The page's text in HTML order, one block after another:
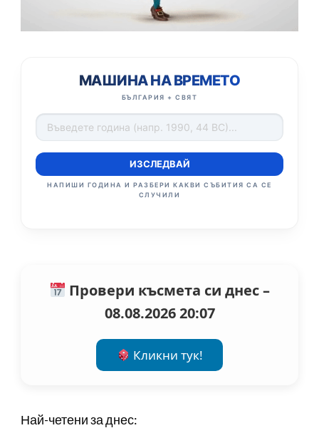
МАШИНА НА ВРЕМЕТО
БЪЛГАРИЯ + СВЯТ
ИЗСЛЕДВАЙ
НАПИШИ ГОДИНА И РАЗБЕРИ КАКВИ СЪБИТИЯ СА СЕ
СЛУЧИЛИ
Провери късмета си днес –
08.08.2026 20:07
Кликни тук!
Най-четени за днес: